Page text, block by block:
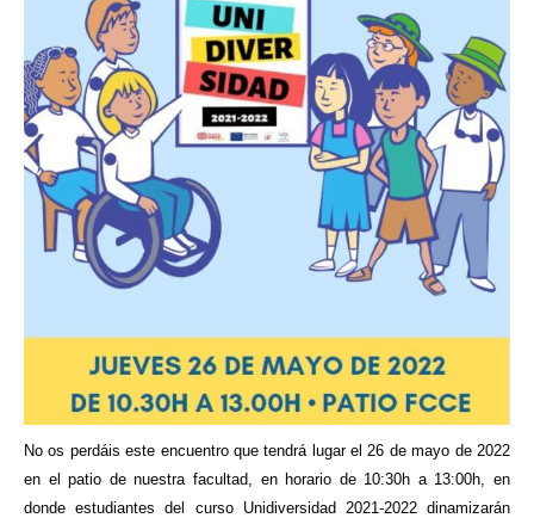
No os perdáis este encuentro que tendrá lugar el 26 de mayo de 2022
en el patio de nuestra facultad, en horario de 10:30h a 13:00h, en
donde estudiantes del curso Unidiversidad 2021-2022 dinamizarán